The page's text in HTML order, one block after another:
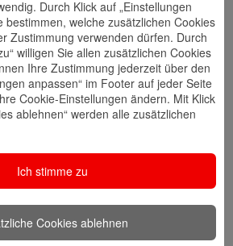
Walletkarte
hinzufügen
Rückrufwunsch
🎊 Haspa-
🎯 Service-
Durch Klick auf „Einstellungen
bestimmen, welche zusätzlichen Cookies
Zustimmung verwenden dürfen. Durch
willigen Sie allen zusätzlichen Cookies
Ihre Zustimmung jederzeit über den
anpassen“ im Footer auf jeder Seite
Cookie-Einstellungen ändern. Mit Klick
ablehnen“ werden alle zusätzlichen
Ich stimme zu
Cookies ablehnen